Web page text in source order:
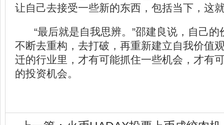
让自己去接受一些新的东西，包括当下，这
“最后就是自我思辨。”邵建良说，自己
不断去重构，去打破，再重新建立自我价值
迁的行业里，才有可能抓住一些机会，才有
的投资机会。